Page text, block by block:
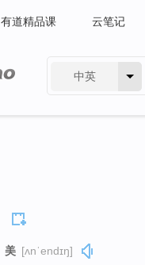
有道精品课 云笔记
中英
美 [ʌnˈendɪŋ]